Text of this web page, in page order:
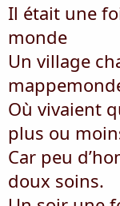
c
s
s
i
o
Il était une
monde
Un village
Où vivaient
plus ou
Car peu
doux soins.